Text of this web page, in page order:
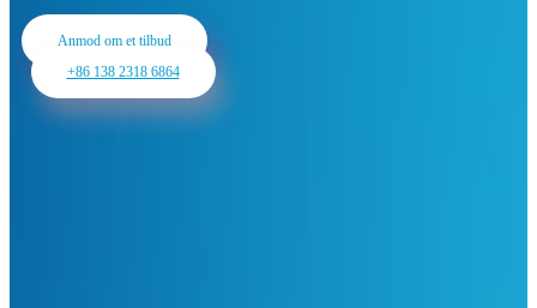
Anmod om et tilbud
+86 138 2318 6864